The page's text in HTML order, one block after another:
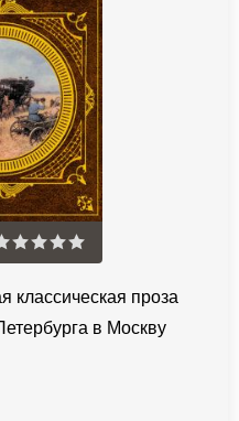
классическая проза
в Москву